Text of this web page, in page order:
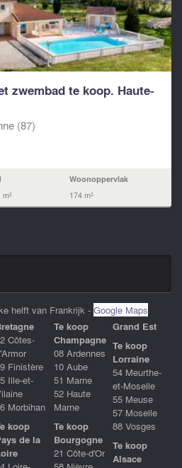
zwembad te koop. Haute-
(87)
m²
Woonoppervlak
174 m²
helft van Frankrijk - Google Maps
Côtes-
Finistère
Ille-et-
Morbihan
koop
de la
Te koop
Champagne
08 Ardennes
10 Aube
51 Marne
52 Haute
Marne
Te koop
Bourgogne
21 Côte-d'Or
Grand Est
Te koop
Lorraine
54 Meurthe-
et-Moselle
55 Meuse
57 Moselle
88 Vosges
Te koop
Alsace